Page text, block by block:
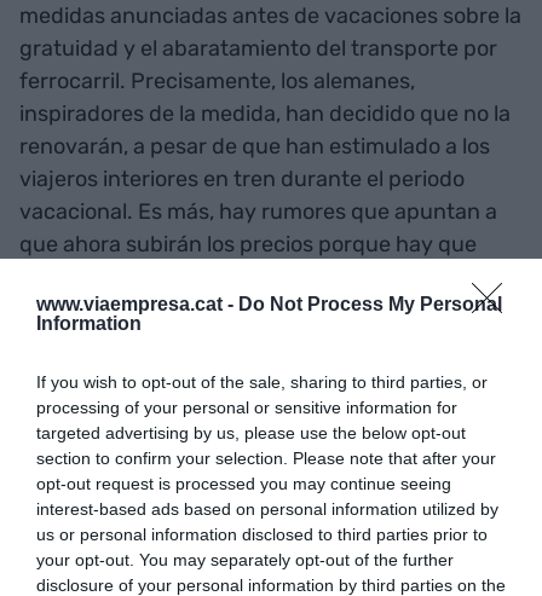
www.viaempresa.cat - Do Not Process My Personal
Information
If you wish to opt-out of the sale, sharing to third parties, or
processing of your personal or sensitive information for
targeted advertising by us, please use the below opt-out
section to confirm your selection. Please note that after your
opt-out request is processed you may continue seeing
interest-based ads based on personal information utilized by
us or personal information disclosed to third parties prior to
your opt-out. You may separately opt-out of the further
disclosure of your personal information by third parties on the
medidas anunciadas antes de vacaciones sobre la
gratuidad y el abaratamiento del transporte por
ferrocarril. Precisamente, los alemanes,
inspiradores de la medida, han decidido que no la
renovarán, a pesar de que han estimulado a los
viajeros interiores en tren durante el periodo
vacacional. Es más, hay rumores que apuntan a
que ahora subirán los precios porque hay que
cubrir el aumento de los costes de la electricidad.
Ya veremos si no acabamos igual.
La penetración del gas
como sistema de
calefacción es limitado
en los hogares de Madrid,
mientras que en Catalunya,